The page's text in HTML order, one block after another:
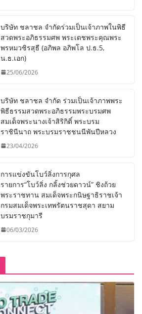
บริษัท ชลาชล จำกัดร่วมเป็นเจ้าภาพในพิธี
สวดพระอภิธรรมศพ พระเดชพระคุณพระ
พรหมวชิรสุธี (อภิพล อภิพโล ป.ธ.5,
น.ธ.เอก)
25/06/2026
บริษัท ชลาชล จำกัด ร่วมเป็นเจ้าภาพพระ
พิธีธรรมสวดพระอภิธรรมพระบรมศพ
สมเด็จพระนางเจ้าสิริกิติ์ พระบรม
ราชินีนาถ พระบรมราชชนนีพันปีหลวง
23/04/2026
การแข่งขันโบว์ลิ่งการกุศล
รายการ“โบว์ลิ่ง กลิ้งช่วยดาวน์” ชิงถ้วย
พระราชทาน สมเด็จพระกนิษฐาธิราชเจ้า
กรมสมเด็จพระเทพรัตนราชสุดา สยาม
บรมราชกุมารี
06/03/2026